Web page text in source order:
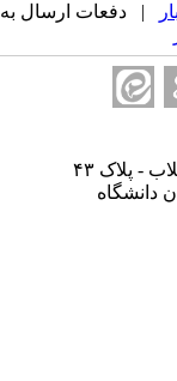
| دفعات ارسال به
پلاک ۴۳